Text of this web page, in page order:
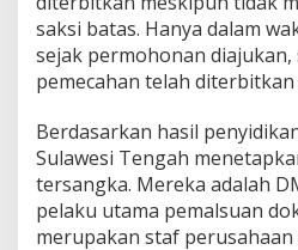
saksi batas. Hanya dalam
sejak permohonan
pemecahan telah
Berdasarkan hasil
Sulawesi Tengah
tersangka. Mereka adalah
pelaku utama pemalsuan
merupakan staf perusahaan